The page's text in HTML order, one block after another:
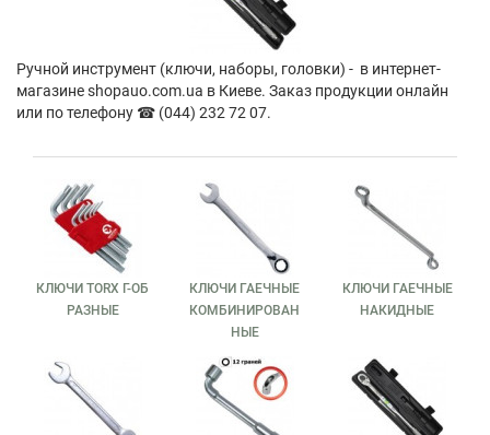
Ручной инструмент (ключи, наборы, головки) - в интернет-
магазине shopauo.com.ua в Киеве. Заказ продукции онлайн
или по телефону ☎ (044) 232 72 07.
КЛЮЧИ TORX Г-ОБ
РАЗНЫЕ
КЛЮЧИ ГАЕЧНЫЕ
КОМБИНИРОВАН
НЫЕ
КЛЮЧИ ГАЕЧНЫЕ
НАКИДНЫЕ